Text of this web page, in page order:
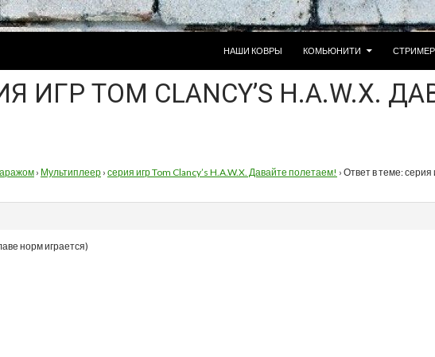
НАШИ КОВРЫ
КОМЬЮНИТИ
ИГР TOM CLANCY’S H.A.W.X.
› Мультиплеер › серия игр Tom Clancy’s H.A.W.X. Давайте полетаем! › Ответ в теме: серия
норм играется)